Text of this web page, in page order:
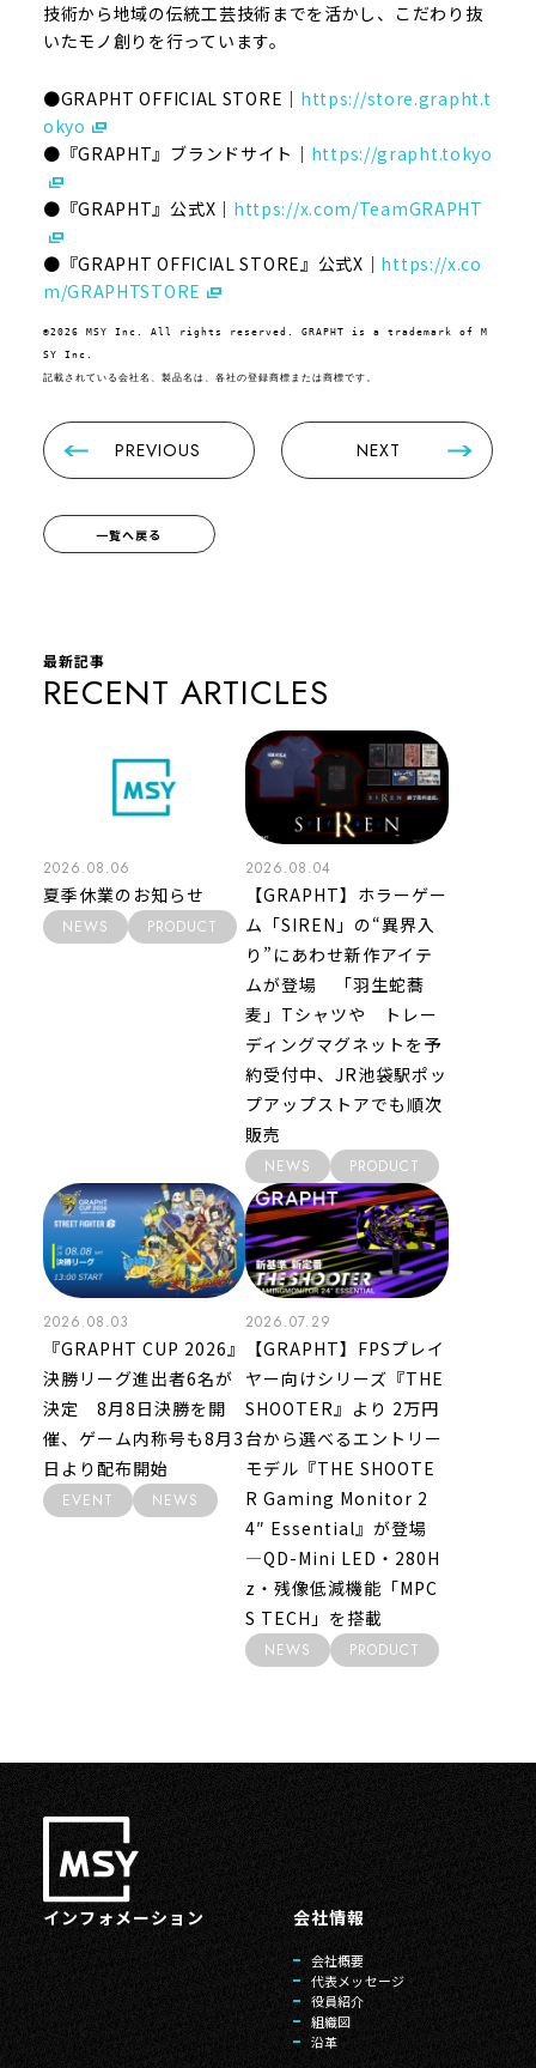
技術から地域の伝統工芸技術までを活かし、こだわり抜
いたモノ創りを行っています。
●GRAPHT OFFICIAL STORE｜ https://store.grapht.t
okyo
●『GRAPHT』ブランドサイト｜ https://grapht.tokyo
●『GRAPHT』公式X｜ https://x.com/TeamGRAPHT
●『GRAPHT OFFICIAL STORE』公式X｜ https://x.co
m/GRAPHTSTORE
©2026 MSY Inc. All rights reserved. GRAPHT is a trademark of M
SY Inc.
記載されている会社名、製品名は、各社の登録商標または商標です。
PREVIOUS NEXT
一覧へ戻る
最新記事
RECENT ARTICLES
2026.08.06
夏季休業のお知らせ
NEWS PRODUCT
2026.08.04
【GRAPHT】ホラーゲー
ム「SIREN」の“異界入
り”にあわせ新作アイテ
ムが登場 「羽生蛇蕎
麦」Tシャツや トレー
ディングマグネットを予
約受付中、JR池袋駅ポッ
プアップストアでも順次
販売
NEWS PRODUCT
2026.08.03
『GRAPHT CUP 2026』
決勝リーグ進出者6名が
決定 8月8日決勝を開
催、ゲーム内称号も8月3
日より配布開始
EVENT NEWS
2026.07.29
【GRAPHT】FPSプレイ
ヤー向けシリーズ『THE
SHOOTER』より 2万円
台から選べるエントリー
モデル『THE SHOOTE
R Gaming Monitor 2
4″ Essential』が登場
―QD-Mini LED・280H
z・残像低減機能「MPC
S TECH」を搭載
NEWS PRODUCT
インフォメーション 会社情報
会社概要
代表メッセージ
役員紹介
組織図
沿革